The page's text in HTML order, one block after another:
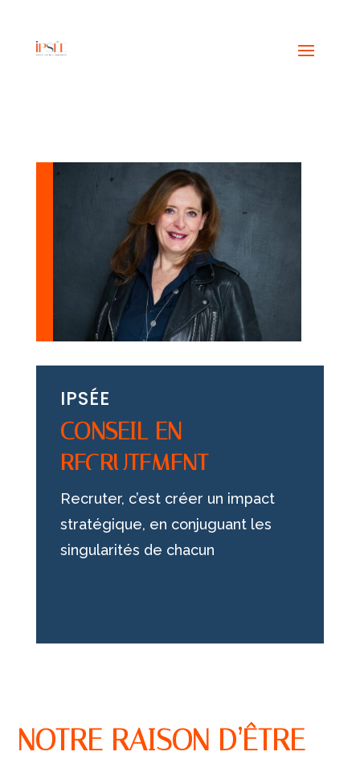
IPSÉE
CONSEIL EN
RECRUTEMENT
Recruter, c’est créer un impact
stratégique, en conjuguant les
singularités de chacun
NOTRE RAISON D’ÊTRE